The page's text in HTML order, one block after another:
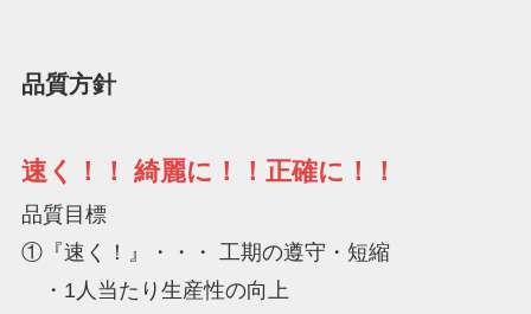
品質方針
速く！！ 綺麗に！！正確に！！
品質目標
①『速く！』・・・ 工期の遵守・短縮
・1人当たり生産性の向上